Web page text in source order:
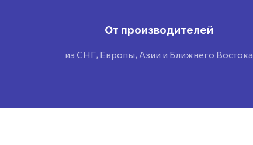
От производителей
из СНГ, Европы, Азии и Ближнего Востока